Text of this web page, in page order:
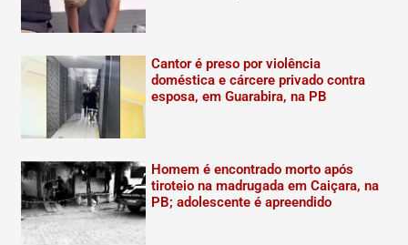
Cantor é preso por violência
doméstica e cárcere privado contra
esposa, em Guarabira, na PB
Homem é encontrado morto após
tiroteio na madrugada em Caiçara, na
PB; adolescente é apreendido